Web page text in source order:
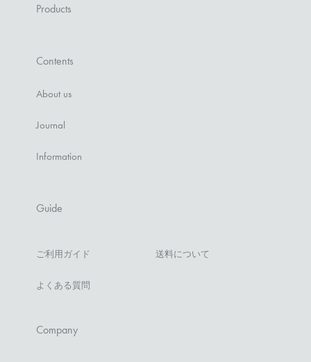
Products
Contents
About us
Journal
Information
Guide
ご利用ガイド 送料について
よくある質問
Company